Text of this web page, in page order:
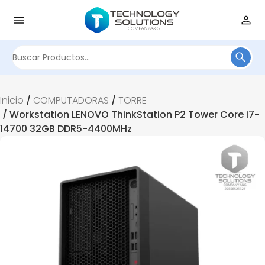
Inicio / COMPUTADORAS / TORRE
/ Workstation LENOVO ThinkStation P2 Tower Core i7-
14700 32GB DDR5-4400MHz